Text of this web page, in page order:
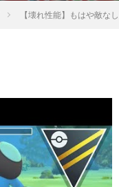
【壊れ性能】もはや敵な